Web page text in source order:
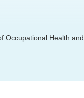
Occupational Health